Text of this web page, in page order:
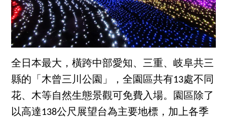
全日本最大，橫跨中部愛知、三重、岐阜共三
縣的「木曾三川公園」，全園區共有13處不同
花、木等自然生態景觀可免費入場。園區除了
以高達138公尺展望台為主要地標，加上各季